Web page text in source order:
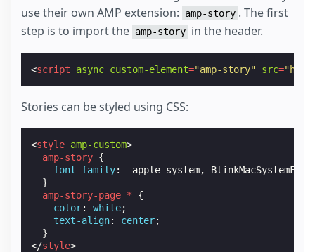
use their own AMP extension:
amp-story . The first
step is to import the amp-story in the header.
<script async custom-element="amp-story" src=
Stories can be styled using CSS:
<style amp-custom>
amp-story {
font-family: -apple-system, BlinkMacSystemFont
}
amp-story-page *
{
color: white;
text-align: center;
}
</style>